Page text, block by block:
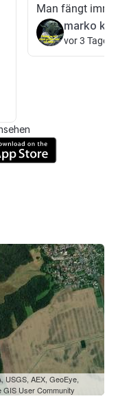
Man fängt
marko
vor 3 Tagen
AEX, GeoEye,
GIS User Community